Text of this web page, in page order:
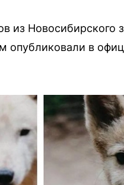
из Новосибирского
в